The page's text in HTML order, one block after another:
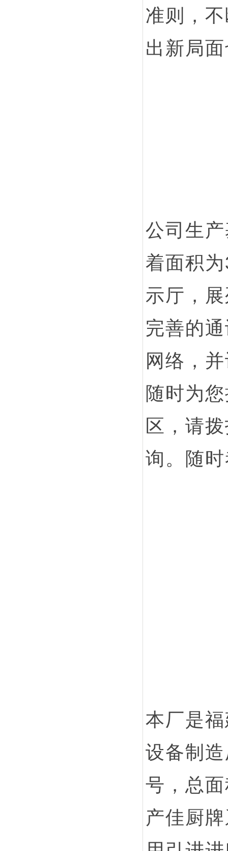
准则，
出新局
公司生
着面积
示厅，
完善的
网络，
随时为
区，请
询。随
本厂是
设备制
号，总
产佳厨